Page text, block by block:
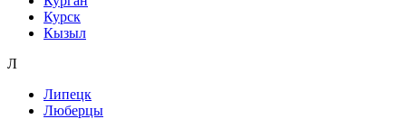
Курск
Кызыл
Л
Липецк
Люберцы